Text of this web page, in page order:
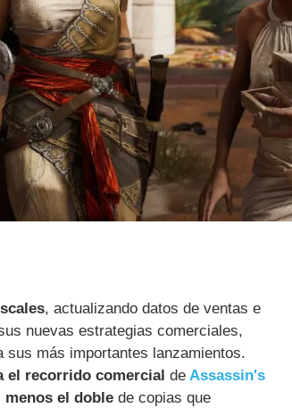
, actualizando datos de ventas e
nuevas estrategias comerciales,
más importantes lanzamientos.
el recorrido comercial de Assassin's
menos el doble de copias que